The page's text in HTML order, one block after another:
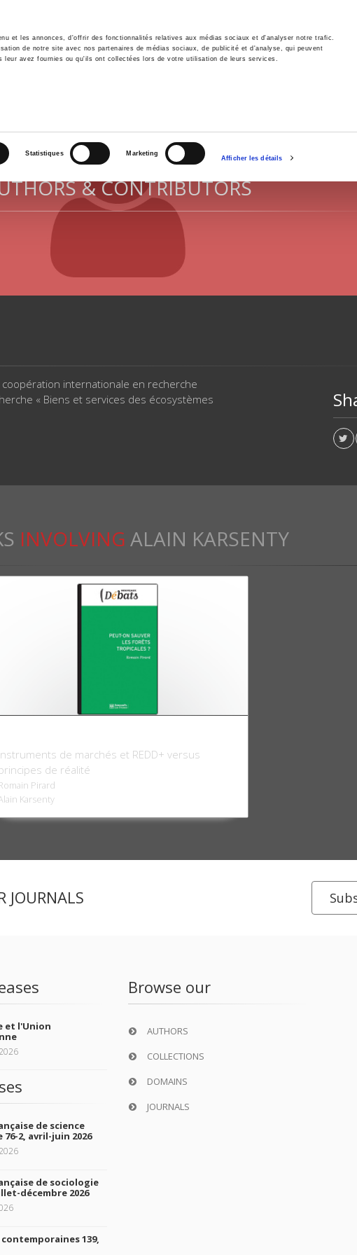
et les annonces, d'offrir des fonctionnalités relatives aux médias sociaux et d'analyser notre trafic.
de notre site avec nos partenaires de médias sociaux, de publicité et d'analyse, qui peuvent
leur avez fournies ou qu'ils ont collectées lors de votre utilisation de leurs services.
Statistiques Marketing
Afficher les détails
History International Politics
& CONTRIBUTORS
internationale en recherche
« Biens et services des écosystèmes
INVOLVING ALAIN KARSENTY
de marchés et REDD+ versus
de réalité
Pirard
Karsenty
JOURNALS
et l'Union
de science
2, avril-juin 2026
de sociologie
décembre 2026
139,
Browse our
AUTHORS
COLLECTIONS
DOMAINS
JOURNALS